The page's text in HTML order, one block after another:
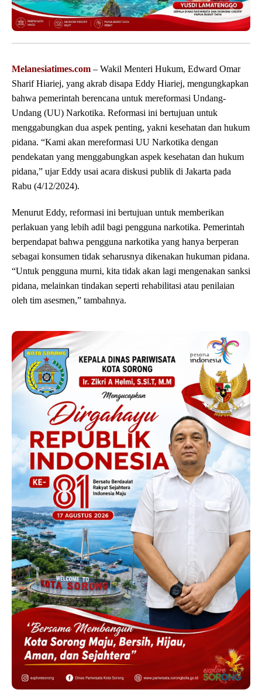
Melanesiatimes.com – Wakil Menteri Hukum, Edward Omar
Sharif Hiariej, yang akrab disapa Eddy Hiariej, mengungkapkan
bahwa pemerintah berencana untuk mereformasi Undang-
Undang (UU) Narkotika. Reformasi ini bertujuan untuk
menggabungkan dua aspek penting, yakni kesehatan dan hukum
pidana. “Kami akan mereformasi UU Narkotika dengan
pendekatan yang menggabungkan aspek kesehatan dan hukum
pidana,” ujar Eddy usai acara diskusi publik di Jakarta pada
Rabu (4/12/2024).
Menurut Eddy, reformasi ini bertujuan untuk memberikan
perlakuan yang lebih adil bagi pengguna narkotika. Pemerintah
berpendapat bahwa pengguna narkotika yang hanya berperan
sebagai konsumen tidak seharusnya dikenakan hukuman pidana.
“Untuk pengguna murni, kita tidak akan lagi mengenakan sanksi
pidana, melainkan tindakan seperti rehabilitasi atau penilaian
oleh tim asesmen,” tambahnya.